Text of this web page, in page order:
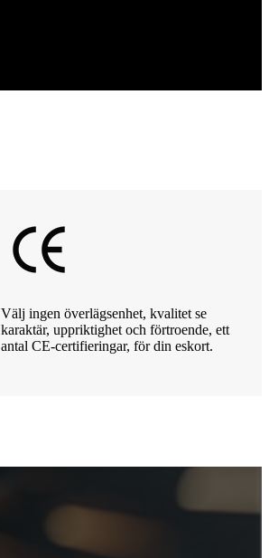
Välj ingen överlägsenhet, kvalitet se
karaktär, uppriktighet och förtroende, ett
antal CE-certifieringar, för din eskort.